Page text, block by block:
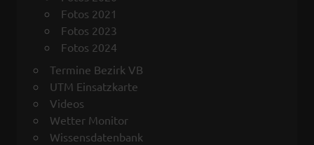
Fotos 2021
Fotos 2023
Fotos 2024
Termine Bezirk VB
UTM Einsatzkarte
Videos
Wetter Monitor
Wissensdatenbank